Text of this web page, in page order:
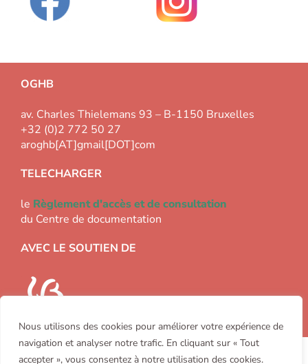
Nous utilisons des cookies pour améliorer votre expérience de
navigation et analyser notre trafic. En cliquant sur « Tout
accepter », vous consentez à notre utilisation des cookies.
OGHB
av. Charles Thielemans 93 – B-1150 Bruxelles
+32 (0)2 772 50 27
aroghb[AT]gmail[DOT]com
TELECHARGER
le Règlement d'accès et de consultation
du Centre de documentation
AVEC LE SOUTIEN DE
Copyright 2000-2026 Office Généalogique et Héraldique de